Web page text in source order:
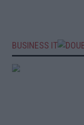
BUSINESS IT